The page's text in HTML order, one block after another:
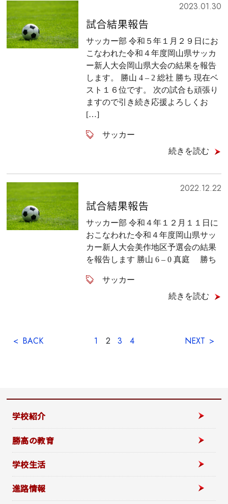
2023.01.30
サッカー
試合結果報告
サッカー部 令和５年１月２９日にお
こなわれた令和４年度岡山県サッカ
ー新人大会岡山県大会の結果を報告
します。 勝山 4 – 2 総社 勝ち 現在ベ
スト１６位です。 次の試合も頑張り
ますので引き続き応援よろしくお
[…]
続きを読む
2022.12.22
サッカー
試合結果報告
サッカー部 令和４年１２月１１日に
おこなわれた令和４年度岡山県サッ
カー新人大会美作地区予選会の結果
を報告します 勝山 6 – 0 真庭 勝ち
続きを読む
BACK 1 2 3 4 NEXT
学校紹介
勝高の教育
学校生活
進路情報